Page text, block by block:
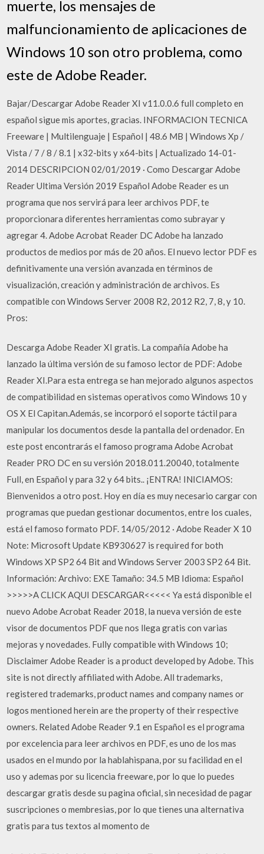
muerte, los mensajes de
malfuncionamiento de aplicaciones de
Windows 10 son otro problema, como
este de Adobe Reader.
Bajar/Descargar Adobe Reader XI v11.0.0.6 full completo en
español sigue mis aportes, gracias. INFORMACION TECNICA
Freeware | Multilenguaje | Español | 48.6 MB | Windows Xp /
Vista / 7 / 8 / 8.1 | x32-bits y x64-bits | Actualizado 14-01-
2014 DESCRIPCION 02/01/2019 · Como Descargar Adobe
Reader Ultima Versión 2019 Español Adobe Reader es un
programa que nos servirá para leer archivos PDF, te
proporcionara diferentes herramientas como subrayar y
agregar 4. Adobe Acrobat Reader DC Adobe ha lanzado
productos de medios por más de 20 años. El nuevo lector PDF es
definitivamente una versión avanzada en términos de
visualización, creación y administración de archivos. Es
compatible con Windows Server 2008 R2, 2012 R2, 7, 8, y 10.
Pros:
Descarga Adobe Reader XI gratis. La compañía Adobe ha
lanzado la última versión de su famoso lector de PDF: Adobe
Reader XI.Para esta entrega se han mejorado algunos aspectos
de compatibilidad en sistemas operativos como Windows 10 y
OS X El Capitan.Además, se incorporó el soporte táctil para
manipular los documentos desde la pantalla del ordenador. En
este post encontrarás el famoso programa Adobe Acrobat
Reader PRO DC en su versión 2018.011.20040, totalmente
Full, en Español y para 32 y 64 bits.. ¡ENTRA! INICIAMOS:
Bienvenidos a otro post. Hoy en día es muy necesario cargar con
programas que puedan gestionar documentos, entre los cuales,
está el famoso formato PDF. 14/05/2012 · Adobe Reader X 10
Note: Microsoft Update KB930627 is required for both
Windows XP SP2 64 Bit and Windows Server 2003 SP2 64 Bit.
Información: Archivo: EXE Tamaño: 34.5 MB Idioma: Español
>>>>>A CLICK AQUI DESCARGAR<<<<< Ya está disponible el
nuevo Adobe Acrobat Reader 2018, la nueva versión de este
visor de documentos PDF que nos llega gratis con varias
mejoras y novedades. Fully compatible with Windows 10;
Disclaimer Adobe Reader is a product developed by Adobe. This
site is not directly affiliated with Adobe. All trademarks,
registered trademarks, product names and company names or
logos mentioned herein are the property of their respective
owners. Related Adobe Reader 9.1 en Español es el programa
por excelencia para leer archivos en PDF, es uno de los mas
usados en el mundo por la hablahispana, por su facilidad en el
uso y ademas por su licencia freeware, por lo que lo puedes
descargar gratis desde su pagina oficial, sin necesidad de pagar
suscripciones o membresias, por lo que tienes una alternativa
gratis para tus textos al momento de